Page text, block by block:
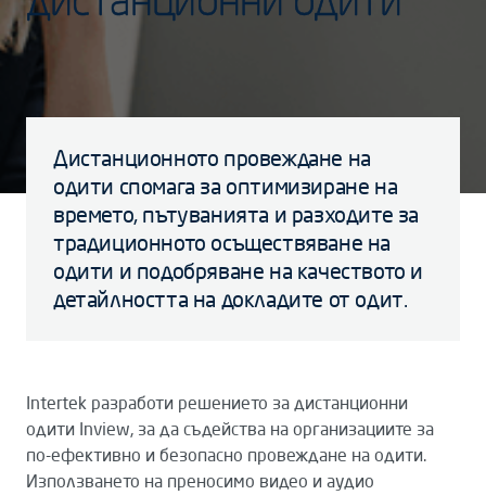
Дистанционното провеждане на
одити спомага за оптимизиране на
времето, пътуванията и разходите за
традиционното осъществяване на
одити и подобряване на качеството и
детайлността на докладите от одит.
Intertek разработи решението за дистанционни
одити Inview, за да съдейства на организациите за
по-ефективно и безопасно провеждане на одити.
Използването на преносимо видео и аудио